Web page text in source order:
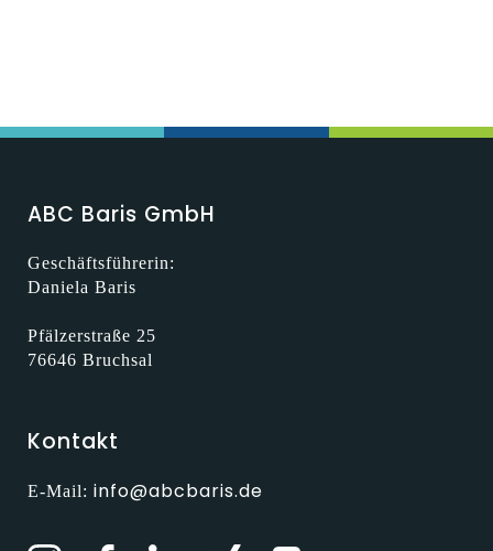
ABC Baris GmbH
Geschäftsführerin:
Daniela Baris
Pfälzerstraße 25
76646 Bruchsal
Kontakt
E-Mail: info@abcbaris.de